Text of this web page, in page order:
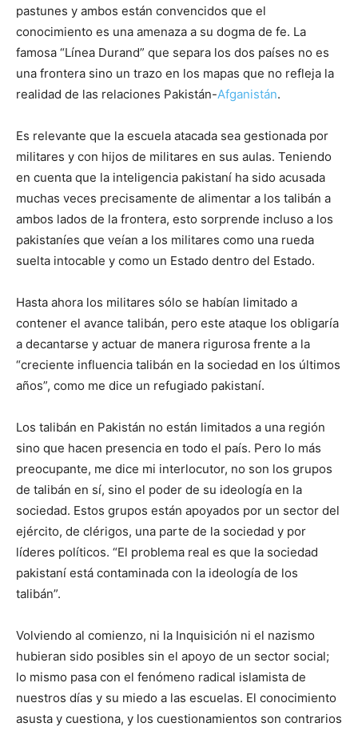
pastunes y ambos están convencidos que el
conocimiento es una amenaza a su dogma de fe. La
famosa “Línea Durand” que separa los dos países no es
una frontera sino un trazo en los mapas que no refleja la
realidad de las relaciones Pakistán-Afganistán.
Es relevante que la escuela atacada sea gestionada por
militares y con hijos de militares en sus aulas. Teniendo
en cuenta que la inteligencia pakistaní ha sido acusada
muchas veces precisamente de alimentar a los talibán a
ambos lados de la frontera, esto sorprende incluso a los
pakistaníes que veían a los militares como una rueda
suelta intocable y como un Estado dentro del Estado.
Hasta ahora los militares sólo se habían limitado a
contener el avance talibán, pero este ataque los obligaría
a decantarse y actuar de manera rigurosa frente a la
“creciente influencia talibán en la sociedad en los últimos
años”, como me dice un refugiado pakistaní.
Los talibán en Pakistán no están limitados a una región
sino que hacen presencia en todo el país. Pero lo más
preocupante, me dice mi interlocutor, no son los grupos
de talibán en sí, sino el poder de su ideología en la
sociedad. Estos grupos están apoyados por un sector del
ejército, de clérigos, una parte de la sociedad y por
líderes políticos. “El problema real es que la sociedad
pakistaní está contaminada con la ideología de los
talibán”.
Volviendo al comienzo, ni la Inquisición ni el nazismo
hubieran sido posibles sin el apoyo de un sector social;
lo mismo pasa con el fenómeno radical islamista de
nuestros días y su miedo a las escuelas. El conocimiento
asusta y cuestiona, y los cuestionamientos son contrarios